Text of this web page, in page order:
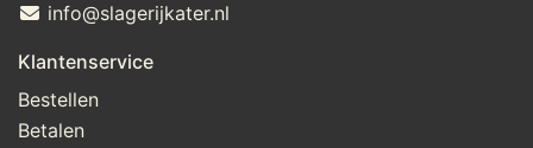
info@slagerijkater.nl
Klantenservice
Bestellen
Betalen